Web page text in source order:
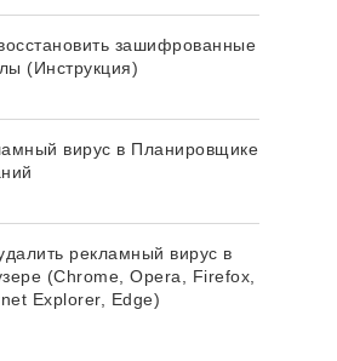
зашифрованные
(Инструкция)
вирус в Планировщике
рекламный вирус в
(Chrome, Opera, Firefox,
Explorer, Edge)